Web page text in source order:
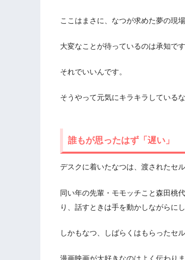
ここはまさに、なつが求めた夢の現場
大変なことが待っているのは承知で
それでいいんです。
そうやって元気にキラキラしている
誰もが思ったはず「遅い」
デスクに着いたなつは、渡されたセ
同い年の先輩・モモッチこと森田桃
り、話すときは手を動かしながらに
しかもなつ、しばらくはもらったセ
漫画映画が大好きなのはよく伝わりま